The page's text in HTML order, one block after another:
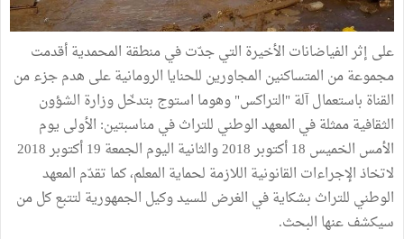
على إثر الفياضانات الأخيرة التي جدّت في منطقة المحمدية أقدمت
مجموعة من المتساكنين المجاورين للحنايا الرومانية على هدم جزء من
القناة باستعمال آلة "التراكس" وهوما استوج بتدخّل وزارة الشؤون
الثقافية ممثلة في المعهد الوطني للتراث في مناسبتين: الأولى يوم
الأمس الخميس 18 أكتوبر 2018 والثانية اليوم الجمعة 19 أكتوبر 2018
لاتخاذ الإجراءات القانونية اللازمة لحماية المعلم، كما تقدّم المعهد
الوطني للتراث بشكاية في الغرض للسيد وكيل الجمهورية لتتبع كل من
سيكشف عنها البحث.